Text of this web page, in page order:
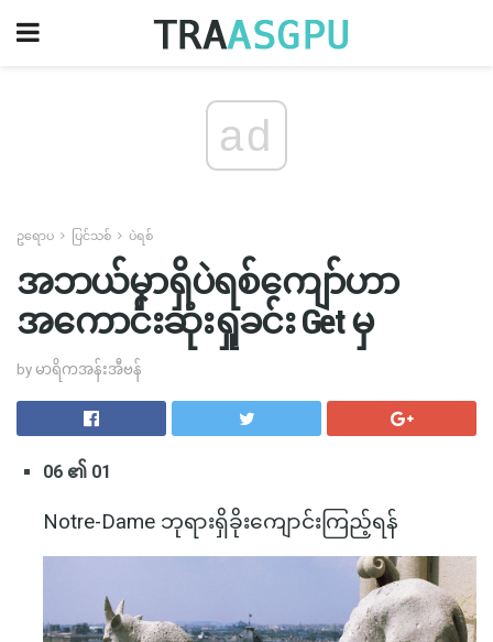
ad
ဥရောပ ပြင်သစ် ပဲရစ်
အဘယ်မှာရှိပဲရစ်ကျော်ဟာ
အကောင်းဆုံးရှုခင်း Get မှ
by မာရိကအန်းအီဗန်
06 ၏ 01
Notre-Dame ဘုရားရှိခိုးကျောင်းကြည့်ရန်